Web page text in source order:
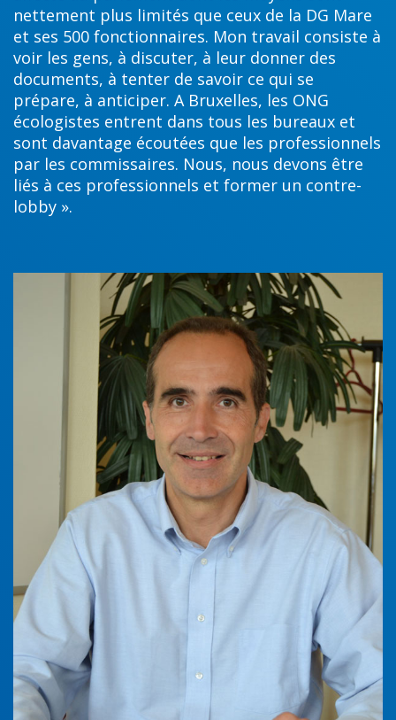
nettement plus limités que ceux de la DG Mare
et ses 500 fonctionnaires. Mon travail consiste à
voir les gens, à discuter, à leur donner des
documents, à tenter de savoir ce qui se
prépare, à anticiper. A Bruxelles, les ONG
écologistes entrent dans tous les bureaux et
sont davantage écoutées que les professionnels
par les commissaires. Nous, nous devons être
liés à ces professionnels et former un contre-
lobby ».